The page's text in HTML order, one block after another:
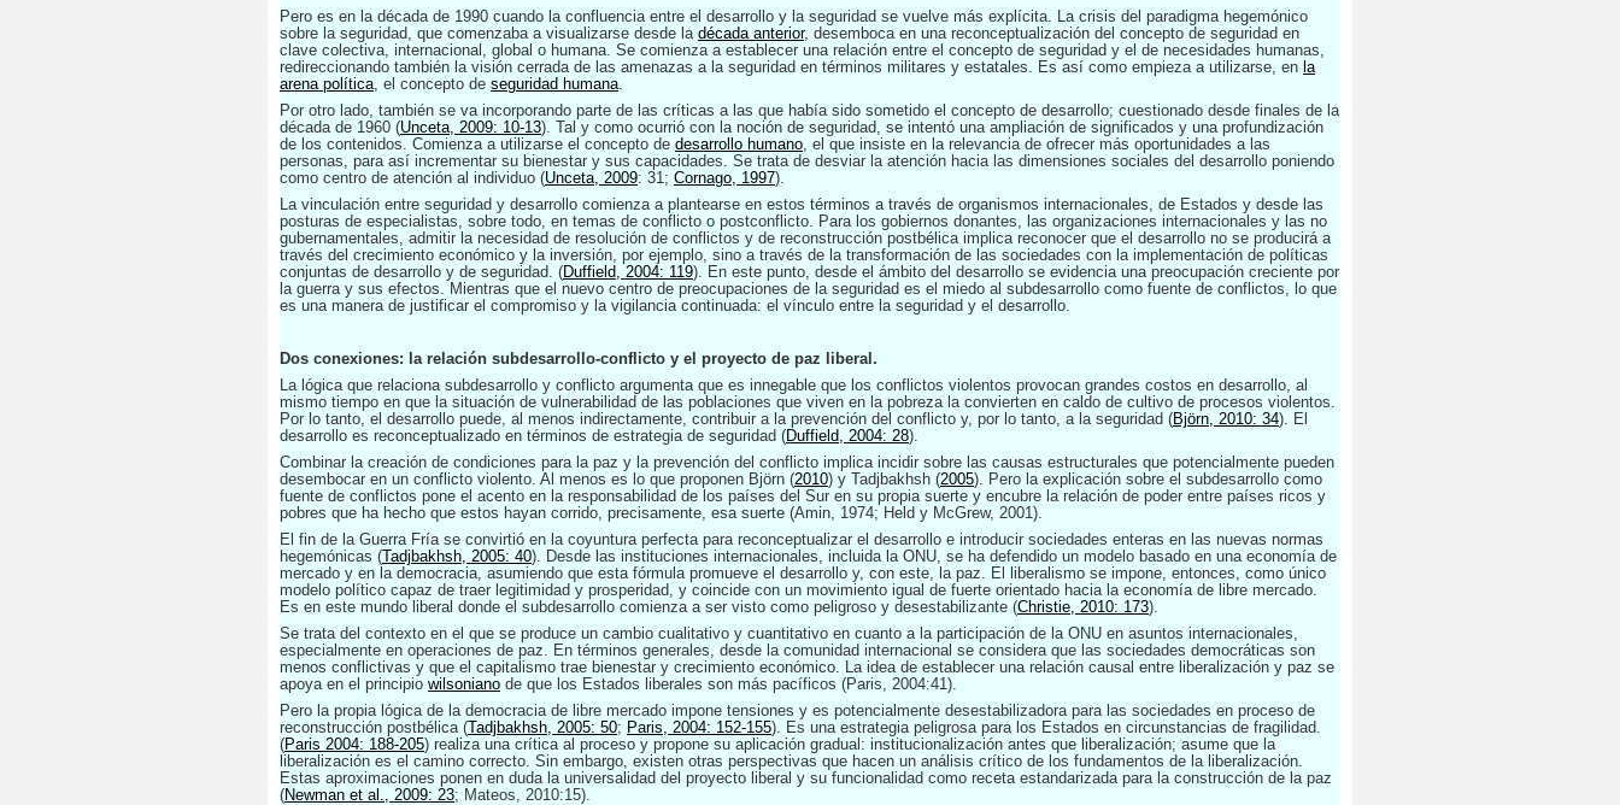
Pero es en la década de 1990 cuando la confluencia entre el desarrollo y la seguridad se vuelve más explícita. La crisis del paradigma hegemónico
sobre la seguridad, que comenzaba a visualizarse desde la década anterior, desemboca en una reconceptualización del concepto de seguridad en
clave colectiva, internacional, global o humana. Se comienza a establecer una relación entre el concepto de seguridad y el de necesidades humanas,
redireccionando también la visión cerrada de las amenazas a la seguridad en términos militares y estatales. Es así como empieza a utilizarse, en la
arena política, el concepto de seguridad humana.
Por otro lado, también se va incorporando parte de las críticas a las que había sido sometido el concepto de desarrollo; cuestionado desde finales de la
década de 1960 (Unceta, 2009: 10-13). Tal y como ocurrió con la noción de seguridad, se intentó una ampliación de significados y una profundización
de los contenidos. Comienza a utilizarse el concepto de desarrollo humano, el que insiste en la relevancia de ofrecer más oportunidades a las
personas, para así incrementar su bienestar y sus capacidades. Se trata de desviar la atención hacia las dimensiones sociales del desarrollo poniendo
como centro de atención al individuo (Unceta, 2009: 31; Cornago, 1997).
La vinculación entre seguridad y desarrollo comienza a plantearse en estos términos a través de organismos internacionales, de Estados y desde las
posturas de especialistas, sobre todo, en temas de conflicto o postconflicto. Para los gobiernos donantes, las organizaciones internacionales y las no
gubernamentales, admitir la necesidad de resolución de conflictos y de reconstrucción postbélica implica reconocer que el desarrollo no se producirá a
través del crecimiento económico y la inversión, por ejemplo, sino a través de la transformación de las sociedades con la implementación de políticas
conjuntas de desarrollo y de seguridad. (Duffield, 2004: 119). En este punto, desde el ámbito del desarrollo se evidencia una preocupación creciente por
la guerra y sus efectos. Mientras que el nuevo centro de preocupaciones de la seguridad es el miedo al subdesarrollo como fuente de conflictos, lo que
es una manera de justificar el compromiso y la vigilancia continuada: el vínculo entre la seguridad y el desarrollo.
Dos conexiones: la relación subdesarrollo-conflicto y el proyecto de paz liberal.
La lógica que relaciona subdesarrollo y conflicto argumenta que es innegable que los conflictos violentos provocan grandes costos en desarrollo, al
mismo tiempo en que la situación de vulnerabilidad de las poblaciones que viven en la pobreza la convierten en caldo de cultivo de procesos violentos.
Por lo tanto, el desarrollo puede, al menos indirectamente, contribuir a la prevención del conflicto y, por lo tanto, a la seguridad (Björn, 2010: 34). El
desarrollo es reconceptualizado en términos de estrategia de seguridad (Duffield, 2004: 28).
Combinar la creación de condiciones para la paz y la prevención del conflicto implica incidir sobre las causas estructurales que potencialmente pueden
desembocar en un conflicto violento. Al menos es lo que proponen Björn (2010) y Tadjbakhsh (2005). Pero la explicación sobre el subdesarrollo como
fuente de conflictos pone el acento en la responsabilidad de los países del Sur en su propia suerte y encubre la relación de poder entre países ricos y
pobres que ha hecho que estos hayan corrido, precisamente, esa suerte (Amin, 1974; Held y McGrew, 2001).
El fin de la Guerra Fría se convirtió en la coyuntura perfecta para reconceptualizar el desarrollo e introducir sociedades enteras en las nuevas normas
hegemónicas (Tadjbakhsh, 2005: 40). Desde las instituciones internacionales, incluida la ONU, se ha defendido un modelo basado en una economía de
mercado y en la democracia, asumiendo que esta fórmula promueve el desarrollo y, con este, la paz. El liberalismo se impone, entonces, como único
modelo político capaz de traer legitimidad y prosperidad, y coincide con un movimiento igual de fuerte orientado hacia la economía de libre mercado.
Es en este mundo liberal donde el subdesarrollo comienza a ser visto como peligroso y desestabilizante (Christie, 2010: 173).
Se trata del contexto en el que se produce un cambio cualitativo y cuantitativo en cuanto a la participación de la ONU en asuntos internacionales,
especialmente en operaciones de paz. En términos generales, desde la comunidad internacional se considera que las sociedades democráticas son
menos conflictivas y que el capitalismo trae bienestar y crecimiento económico. La idea de establecer una relación causal entre liberalización y paz se
apoya en el principio wilsoniano de que los Estados liberales son más pacíficos (Paris, 2004:41).
Pero la propia lógica de la democracia de libre mercado impone tensiones y es potencialmente desestabilizadora para las sociedades en proceso de
reconstrucción postbélica (Tadjbakhsh, 2005: 50; Paris, 2004: 152-155). Es una estrategia peligrosa para los Estados en circunstancias de fragilidad.
(Paris 2004: 188-205) realiza una crítica al proceso y propone su aplicación gradual: institucionalización antes que liberalización; asume que la
liberalización es el camino correcto. Sin embargo, existen otras perspectivas que hacen un análisis crítico de los fundamentos de la liberalización.
Estas aproximaciones ponen en duda la universalidad del proyecto liberal y su funcionalidad como receta estandarizada para la construcción de la paz
(Newman et al., 2009: 23; Mateos, 2010:15).